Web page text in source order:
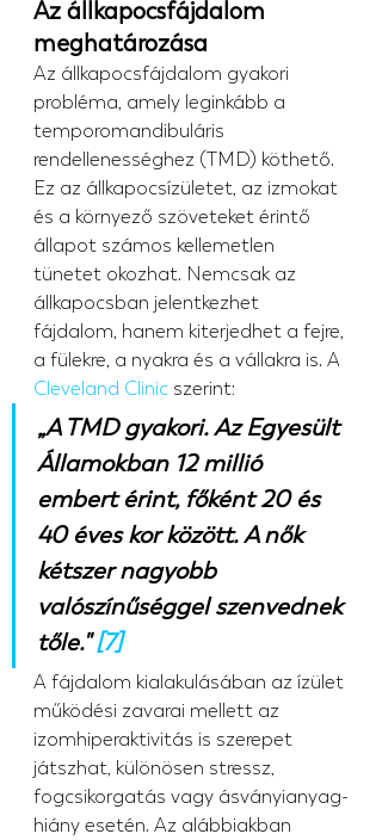
Az állkapocsfájdalom
meghatározása
Az állkapocsfájdalom gyakori
probléma, amely leginkább a
temporomandibuláris
rendellenességhez (TMD) köthető.
Ez az állkapocsízületet, az izmokat
és a környező szöveteket érintő
állapot számos kellemetlen
tünetet okozhat. Nemcsak az
állkapocsban jelentkezhet
fájdalom, hanem kiterjedhet a fejre,
a fülekre, a nyakra és a vállakra is. A
Cleveland Clinic szerint:
„A TMD gyakori. Az Egyesült
Államokban 12 millió
embert érint, főként 20 és
40 éves kor között. A nők
kétszer nagyobb
valószínűséggel szenvednek
tőle." [7]
A fájdalom kialakulásában az ízület
működési zavarai mellett az
izomhiperaktivitás is szerepet
játszhat, különösen stressz,
fogcsikorgatás vagy ásványianyag-
hiány esetén. Az alábbiakban